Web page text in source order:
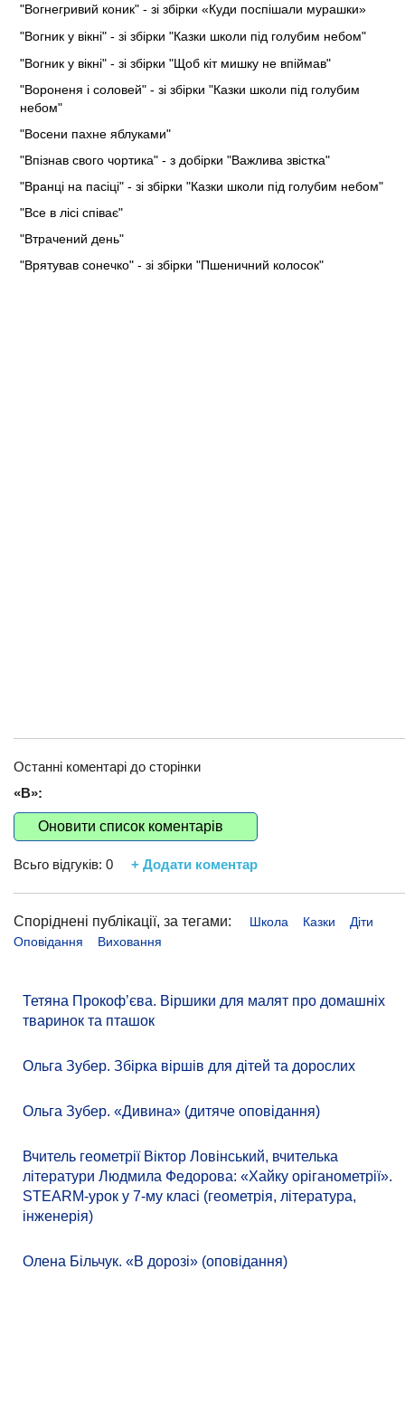
"Вогнегривий коник" - зі збірки «Куди поспішали мурашки»
"Вогник у вікні" - зі збірки "Казки школи під голубим небом"
"Вогник у вікні" - зі збірки "Щоб кіт мишку не впіймав"
"Вороненя і соловей" - зі збірки "Казки школи під голубим
небом"
"Восени пахне яблуками"
"Впізнав свого чортика" - з добірки "Важлива звістка"
"Вранці на пасіці" - зі збірки "Казки школи під голубим небом"
"Все в лісі співає"
"Втрачений день"
"Врятував сонечко" - зі збірки "Пшеничний колосок"
Останні коментарі до сторінки
«В»:
Оновити список коментарів
Всьго відгуків: 0 + Додати коментар
Споріднені публікації, за тегами: Школа Казки
Діти
Оповідання
Виховання
Тетяна Прокоф’єва. Віршики для малят про домашніх
тваринок та пташок
Ольга Зубер. Збірка віршів для дітей та дорослих
Ольга Зубер. «Дивина» (дитяче оповідання)
Вчитель геометрії Віктор Ловінський, вчителька
літератури Людмила Федорова: «Хайку оріганометрії».
STEARM-урок у 7-му класі (геометрія, література,
інженерія)
Олена Більчук. «В дорозі» (оповідання)